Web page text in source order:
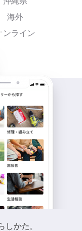
海外
ンライン
しかた。